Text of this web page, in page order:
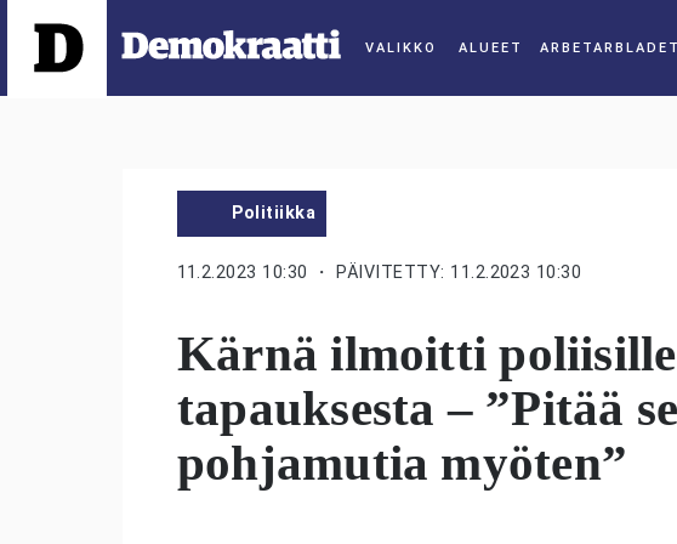
ALUEET
Politiikka
11.2.2023 10:30 ・ PÄIVITETTY: 11.2.2023 10:30
Kärnä ilmoitti
tapauksesta – ”Pitää
pohjamutia myöten”